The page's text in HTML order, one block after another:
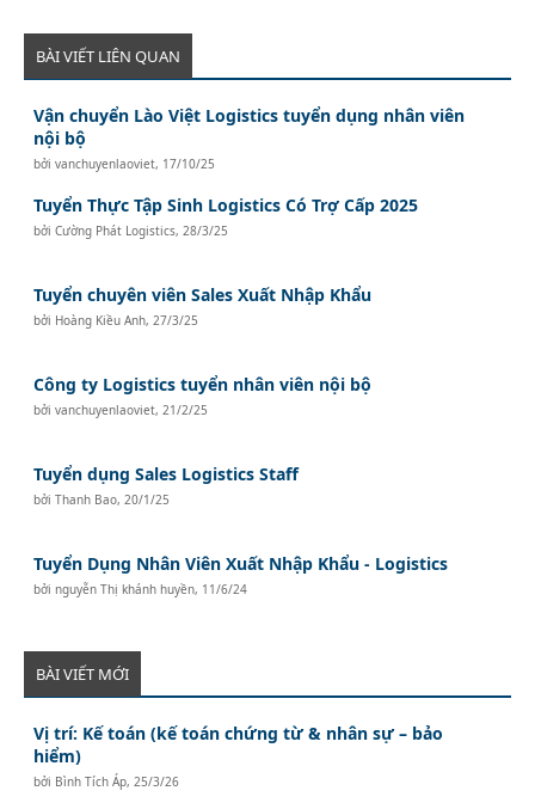
BÀI VIẾT LIÊN QUAN
Vận chuyển Lào Việt Logistics tuyển dụng nhân viên
nội bộ
bởivanchuyenlaoviet, 17/10/25
Tuyển Thực Tập Sinh Logistics Có Trợ Cấp 2025
bởiCường Phát Logistics, 28/3/25
Tuyển chuyên viên Sales Xuất Nhập Khẩu
bởi Hoàng Kiều Anh, 27/3/25
Công ty Logistics tuyển nhân viên nội bộ
bởivanchuyenlaoviet, 21/2/25
Tuyển dụng Sales Logistics Staff
bởiThanh Bao, 20/1/25
Tuyển Dụng Nhân Viên Xuất Nhập Khẩu - Logistics
bởinguyễn Thị khánh huyền, 11/6/24
BÀI VIẾT MỚI
Vị trí: Kế toán (kế toán chứng từ & nhân sự – bảo
hiểm)
bởi Bình Tích Áp, 25/3/26